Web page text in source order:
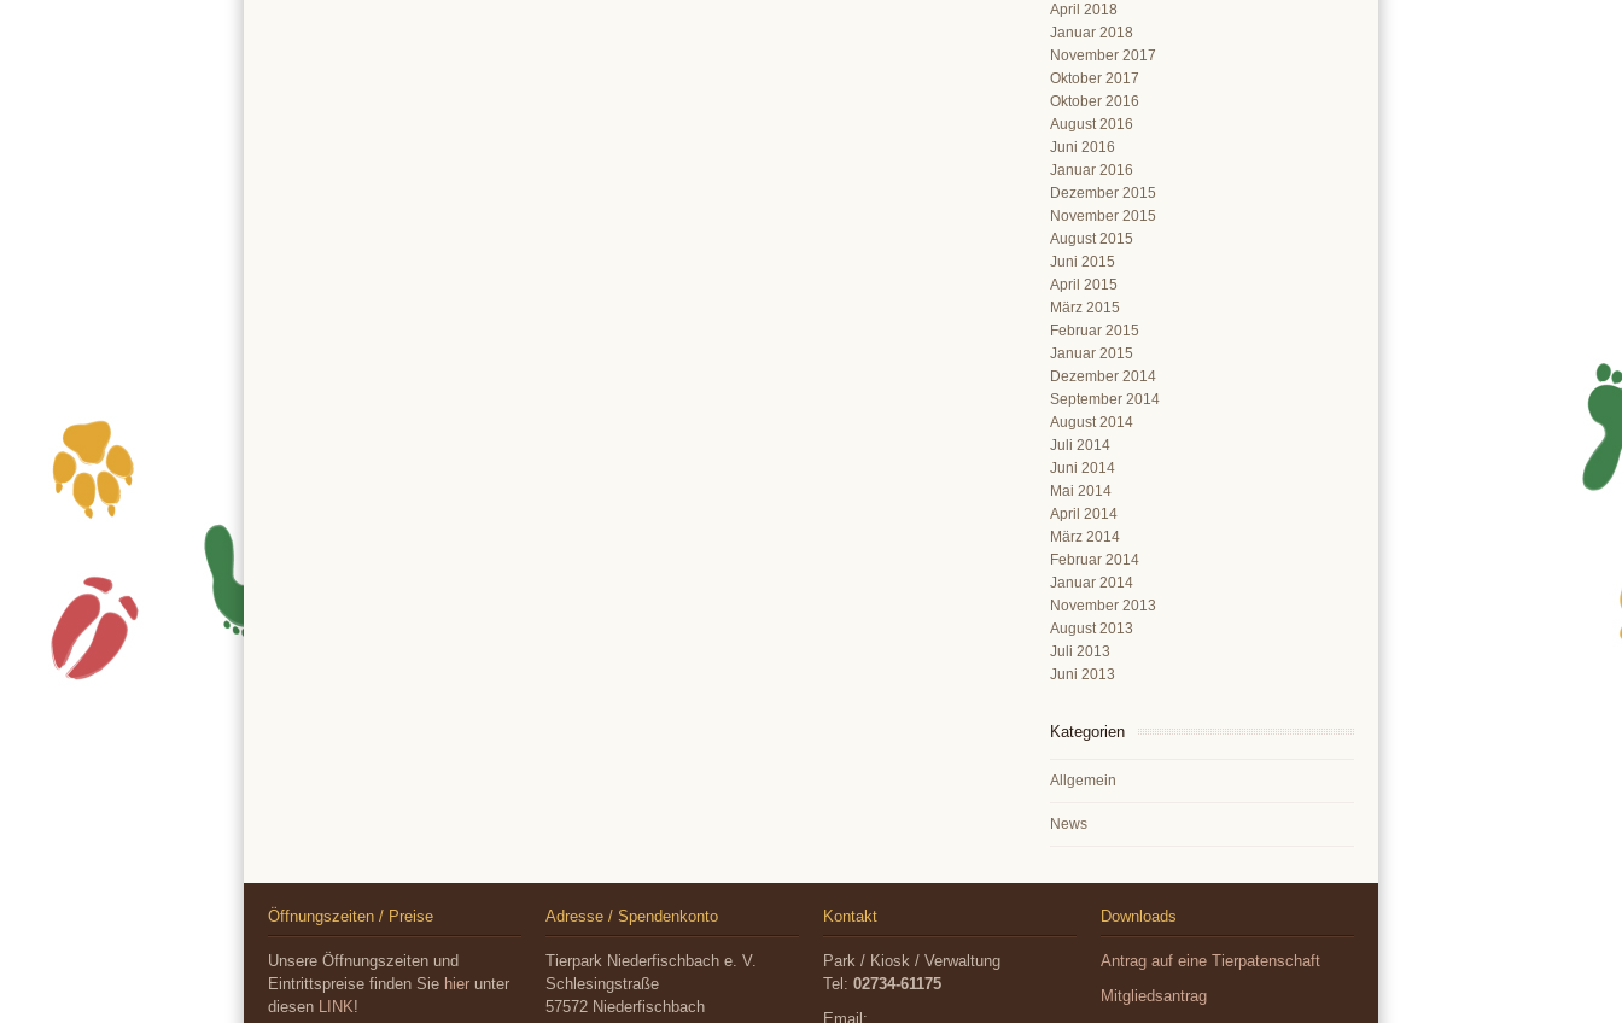
April 2018
Januar 2018
November 2017
Oktober 2017
Oktober 2016
August 2016
Juni 2016
Januar 2016
Dezember 2015
November 2015
August 2015
Juni 2015
April 2015
März 2015
Februar 2015
Januar 2015
Dezember 2014
September 2014
August 2014
Juli 2014
Juni 2014
Mai 2014
April 2014
März 2014
Februar 2014
Januar 2014
November 2013
August 2013
Juli 2013
Juni 2013
Kategorien
Allgemein
News
Öffnungszeiten / Preise
Unsere Öffnungszeiten und
Eintrittspreise finden Sie hier unter
diesen LINK!
Adresse / Spendenkonto
Tierpark Niederfischbach e. V.
Schlesingstraße
57572 Niederfischbach
Kontakt
Park / Kiosk / Verwaltung
Tel: 02734-61175
Email:
Downloads
Antrag auf eine Tierpatenschaft
Mitgliedsantrag